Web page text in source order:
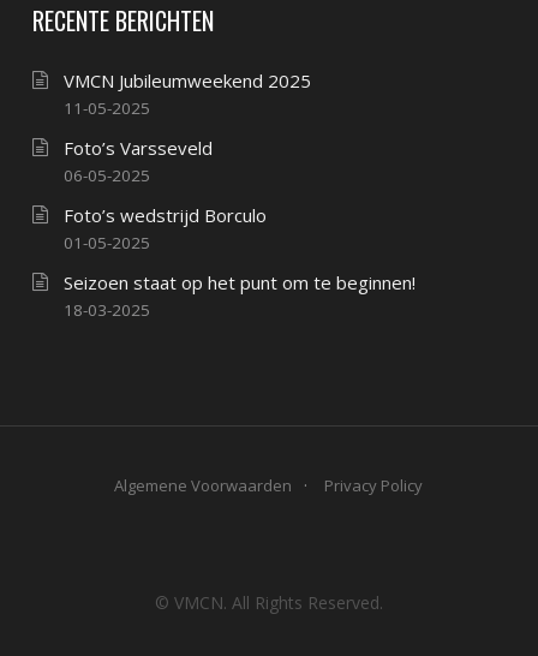
RECENTE BERICHTEN
VMCN Jubileumweekend 2025
11-05-2025
Foto’s Varsseveld
06-05-2025
Foto’s wedstrijd Borculo
01-05-2025
Seizoen staat op het punt om te beginnen!
18-03-2025
Algemene Voorwaarden Privacy Policy
© VMCN. All Rights Reserved.